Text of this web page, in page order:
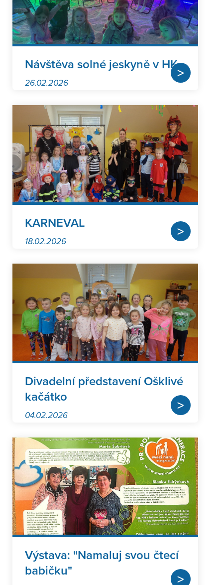
Návštěva solné jeskyně v HK
26.02.2026
>
KARNEVAL
18.02.2026
>
Divadelní představení Ošklivé
kačátko
04.02.2026
>
Výstava: "Namaluj svou čtecí
babičku"
>